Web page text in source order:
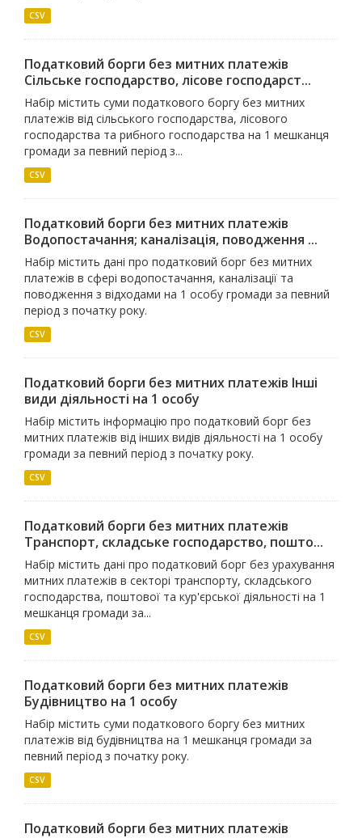
CSV
Податковий борги без митних платежів
Сiльське господарство, лiсове господарст...
Набір містить суми податкового боргу без митних
платежів від сільського господарства, лісового
господарства та рибного господарства на 1 мешканця
громади за певний період з...
CSV
Податковий борги без митних платежів
Водопостачання; каналiзацiя, поводження ...
Набір містить дані про податковий борг без митних
платежів в сфері водопостачання, каналізації та
поводження з відходами на 1 особу громади за певний
період з початку року.
CSV
Податковий борги без митних платежів Iншi
види дiяльностi на 1 особу
Набір містить інформацію про податковий борг без
митних платежів від інших видів діяльності на 1 особу
громади за певний період з початку року.
CSV
Податковий борги без митних платежів
Транспорт, складське господарство, пошто...
Набір містить дані про податковий борг без урахування
митних платежів в секторі транспорту, складського
господарства, поштової та кур'єрської діяльності на 1
мешканця громади за...
CSV
Податковий борги без митних платежів
Будiвництво на 1 особу
Набір містить суми податкового боргу без митних
платежів від будівництва на 1 мешканця громади за
певний період з початку року.
CSV
Податковий борги без митних платежів